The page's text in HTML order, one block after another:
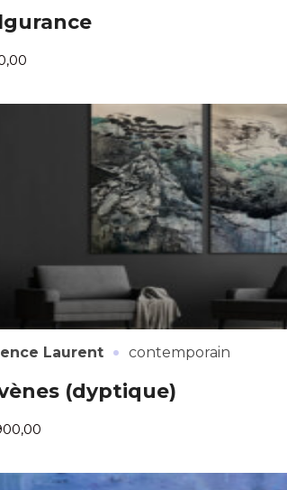
Adresse email*
Prénom
Statut / Organisation
Adresse email*
Statut / Organisation
Laurent · contemporain
(dyptique)